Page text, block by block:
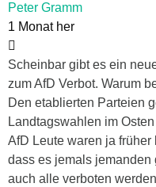
Peter Gramm
1 Monat her
Scheinbar gibt es ein
zum AfD Verbot. Warum
Den etablierten Parteien
Landtagswahlen im
AfD Leute waren ja
dass es jemals jemanden
auch alle verboten